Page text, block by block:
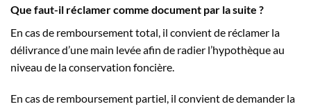
Que faut-il réclamer comme document par la suite ?
En cas de remboursement total, il convient de réclamer la
délivrance d’une main levée afin de radier l’hypothèque au
niveau de la conservation foncière.
En cas de remboursement partiel, il convient de demander la